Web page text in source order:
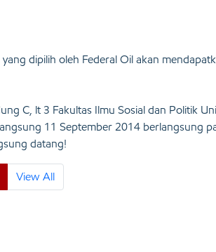
dipilih oleh Federal Oil akan
C, lt 3 Fakultas Ilmu Sosial dan Politik
11 September 2014 berlangsung
datang!
View All